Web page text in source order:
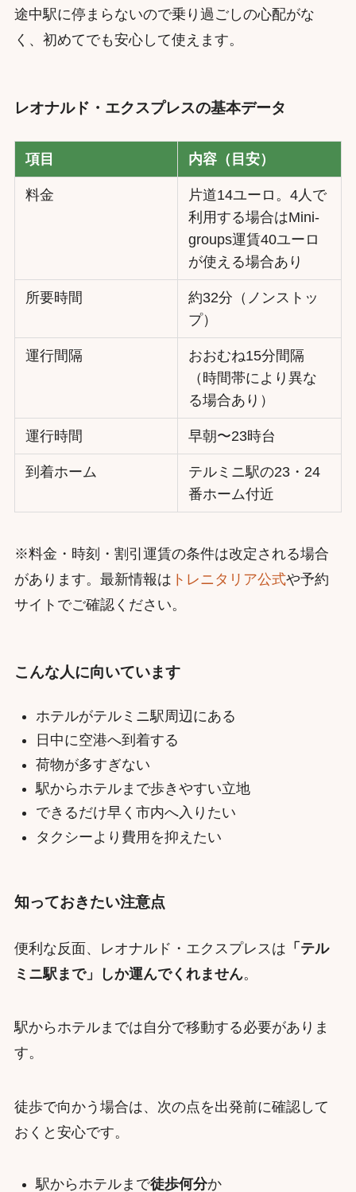
途中駅に停まらないので乗り過ごしの心配がな
く、初めてでも安心して使えます。
レオナルド・エクスプレスの基本データ
項目 内容（目安）
料金
片道14ユーロ。4人で
利用する場合はMini-
groups運賃40ユーロ
が使える場合あり
所要時間
約32分（ノンストッ
プ）
運行間隔
おおむね15分間隔
（時間帯により異な
る場合あり）
運行時間 早朝〜23時台
到着ホーム
テルミニ駅の23・24
番ホーム付近
※料金・時刻・割引運賃の条件は改定される場合
があります。最新情報は トレニタリア公式や予約
サイトでご確認ください。
こんな人に向いています
ホテルがテルミニ駅周辺にある
日中に空港へ到着する
荷物が多すぎない
駅からホテルまで歩きやすい立地
できるだけ早く市内へ入りたい
タクシーより費用を抑えたい
知っておきたい注意点
便利な反面、レオナルド・エクスプレスは 「テル
ミニ駅まで」しか運んでくれません。
駅からホテルまでは自分で移動する必要がありま
す。
徒歩で向かう場合は、次の点を出発前に確認して
おくと安心です。
駅からホテルまで徒歩何分か